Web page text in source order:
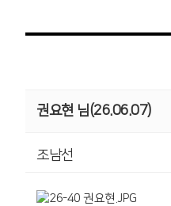
권요현 님(26.06.07)
조남선